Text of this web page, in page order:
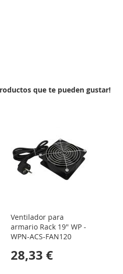
que te pueden gustar!
Ventilador para
armario Rack 19" WP -
WPN-ACS-FAN120
28,33 €